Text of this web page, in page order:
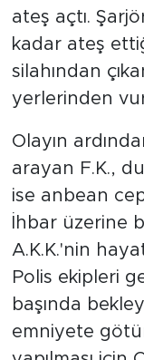
ateş açtı.
kadar ateş
silahından
yerlerinden
Olayın
arayan F.K.,
ise anbean
İhbar üzerine
A.K.K.'nin
Polis ekipleri
başında
emniyete